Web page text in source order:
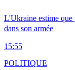
L'Ukraine estime que
dans son armée
15:55
POLITIQUE